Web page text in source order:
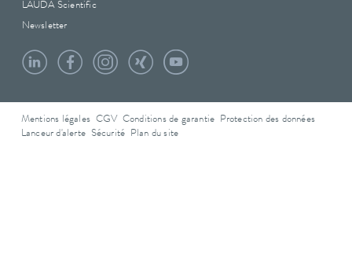
LAUDA Scientific
Newsletter
Mentions légales CGV Conditions de garantie
Protection des données
Lanceur d'alerte Sécurité Plan du site